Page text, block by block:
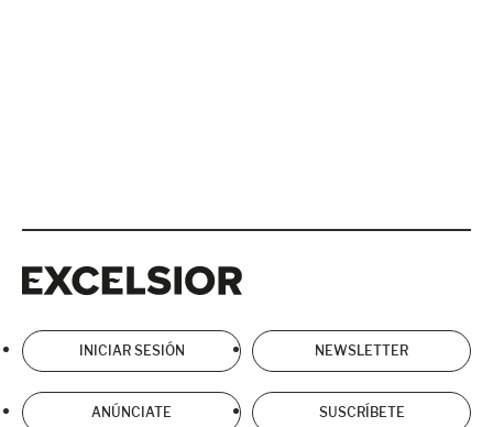
INICIAR SESIÓN NEWSLETTER
ANÚNCIATE SUSCRÍBETE